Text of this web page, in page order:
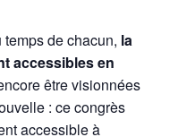
temps de chacun, la
accessibles en
être visionnées
: ce congrès
accessible à